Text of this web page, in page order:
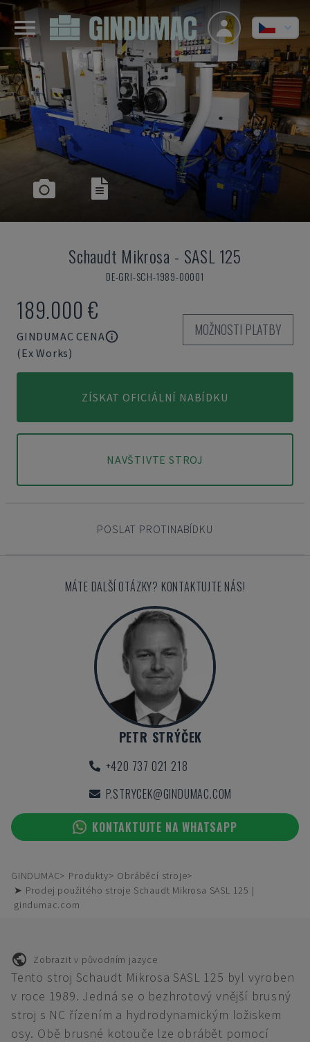
Schaudt Mikrosa - SASL 125
DE-GRI-SCH-1989-00001
189.000 €
GINDUMAC CENA
(Ex Works)
MOŽNOSTI PLATBY
ZÍSKAT OFICIÁLNÍ NABÍDKU
NAVŠTIVTE STROJ
POSLAT PROTINABÍDKU
MÁTE DALŠÍ OTÁZKY? KONTAKTUJTE NÁS!
PETR STRÝČEK
+420 737 021 218
P.STRYCEK@GINDUMAC.COM
KONTAKTUJTE NA WHATSAPP
GINDUMAC Produkty
Obráběcí stroje
➤ Prodej použitého stroje Schaudt Mikrosa SASL 125 |
gindumac.com
Zobrazit v původním jazyce
Tento stroj Schaudt Mikrosa SASL 125 byl vyroben
v roce 1989. Jedná se o bezhrotový vnější brusný
stroj s NC řízením a hydrodynamickým ložiskem
osy. Obě brusné kotouče lze obrábět pomocí